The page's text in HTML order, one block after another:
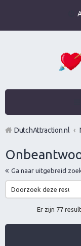
DutchAttraction.nl
Ga naar uitgebreid
Er zijn 77